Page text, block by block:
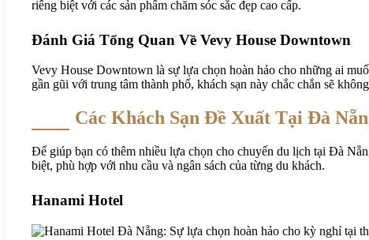
riêng biệt với các sản phẩm chăm sóc sắc đẹp cao cấp.
Đánh Giá Tổng Quan Về Vevy House Downtown
Vevy House Downtown là sự lựa chọn hoàn hảo cho những ai
gần gũi với trung tâm thành phố, khách sạn này chắc chắn sẽ
Các Khách Sạn Đề Xuất Tại Đà
Để giúp bạn có thêm nhiều lựa chọn cho chuyến du lịch tại Đà
biệt, phù hợp với nhu cầu và ngân sách của từng du khách.
Hanami Hotel